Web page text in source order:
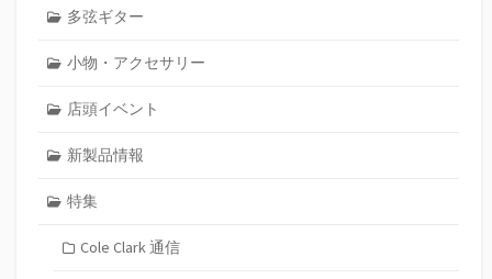
多弦ギター
小物・アクセサリー
店頭イベント
新製品情報
特集
Cole Clark 通信